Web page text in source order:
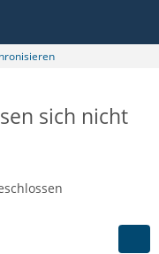
sich nicht